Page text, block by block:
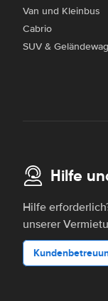
Van und Kleinbus
Cabrio
SUV &
Hilfe
Hilfe
unserer